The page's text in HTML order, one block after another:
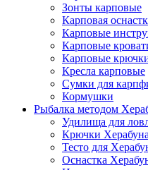
Зонты карповые
Карповая
Карповые
Карповые
Карповые
Кресла карповые
Сумки для
Кормушки
Рыбалка методом
Удилища для
Крючки Херабуна
Тесто для
Оснастка